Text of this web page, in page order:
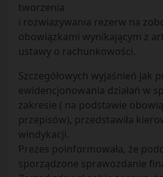
tworzenia
i rozwiazywania rezerw na
obowiązkami wynikającym z
ustawy o rachunkowości.
Szczegółowych wyjaśnień jak
ewidencjonowania działań w
zakresie ( na podstawie
przepisów), przedstawiła
windykacji.
Prezes poinformowała, że
sporządzone sprawozdanie